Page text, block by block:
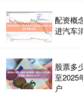
配资概
进汽车
股票多
至2025
户